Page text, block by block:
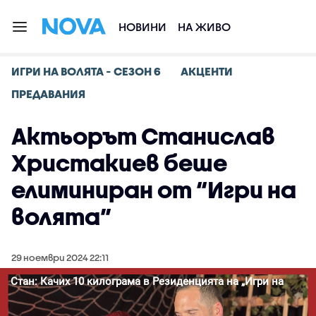
НОВИНИ НА ЖИВО
ИГРИ НА ВОЛЯТА - СЕЗОН 6
АКЦЕНТИ
ПРЕДАВАНИЯ
Актьорът Станислав
Христакиев беше
елиминиран от “Игри на
волята”
29 ноември 2024 22:11